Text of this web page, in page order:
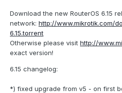
Download the new RouterOS 6.15
network: http://www.mikrotik.com/
6.15.torrent
Otherwise please visit http://
exact version!
6.15 changelog:
*) fixed upgrade from v5 - on first